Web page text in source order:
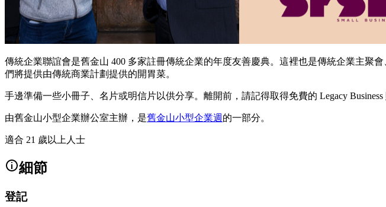
傳統企業聯誼會是舊金山 400 多家註冊傳統企業的年度友善慶典。這裡也是傳統企業主聚
們將提供由傳統商業計劃提供的開胃菜。
手邊準備一些小冊子、名片或明信片以供分享。離開前，請記得取得免費的 Legacy
由舊金山小型企業辦公室主辦，是舊金山小型企業週 的一部分。
適合 21 歲以上人士
細節
登記